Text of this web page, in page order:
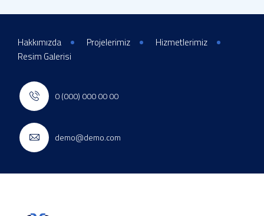
Hakkımızda Projelerimiz
Hizmetlerimiz
Resim Galerisi
0 (000) 000 00 00
demo@demo.com